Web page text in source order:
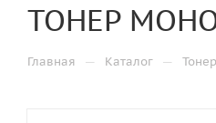
ТОНЕР
Главная — Каталог —